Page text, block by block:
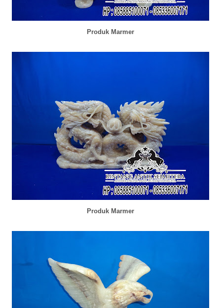
Produk Marmer
Produk Marmer